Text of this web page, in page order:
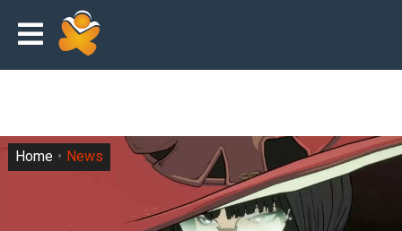
Home News